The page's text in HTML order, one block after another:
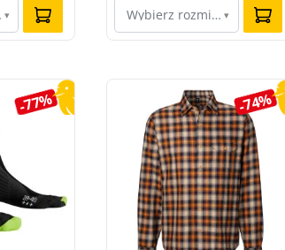
▾ Wybierz rozmiar…
▾
-77% -74%